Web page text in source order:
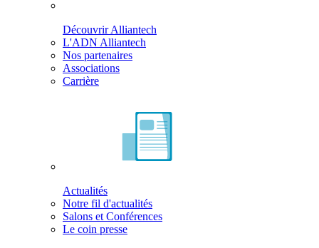
Découvrir Alliantech
L'ADN Alliantech
Nos partenaires
Associations
Carrière
Actualités
Notre fil d'actualités
Salons et Conférences
Le coin presse